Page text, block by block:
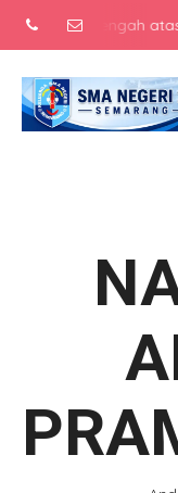
menengah atas